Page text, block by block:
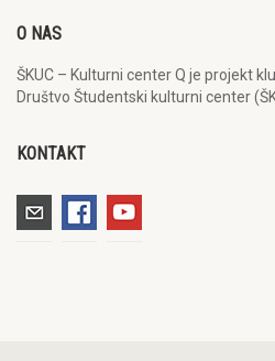
O NAS
ŠKUC – Kulturni center Q je projekt
Društvo Študentski kulturni center
KONTAKT